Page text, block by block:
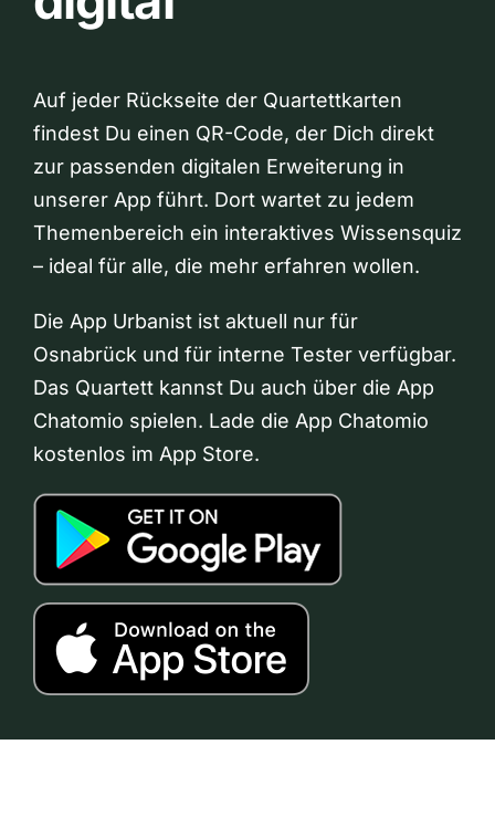
Auf jeder Rückseite der Quartettkarten
findest Du einen QR-Code, der Dich direkt
zur passenden digitalen Erweiterung in
unserer App führt. Dort wartet zu jedem
Themenbereich ein interaktives Wissensquiz
– ideal für alle, die mehr erfahren wollen.
Die App Urbanist ist aktuell nur für
Osnabrück und für interne Tester verfügbar.
Das Quartett kannst Du auch über die App
Chatomio spielen. Lade die App Chatomio
kostenlos im App Store.